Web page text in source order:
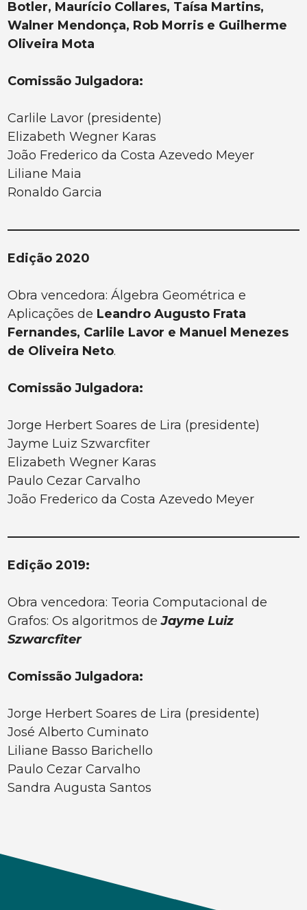
Botler, Maurício Collares, Taísa Martins,
Walner Mendonça, Rob Morris e Guilherme
Oliveira Mota
Comissão Julgadora:
Carlile Lavor (presidente)
Elizabeth Wegner Karas
João Frederico da Costa Azevedo Meyer
Liliane Maia
Ronaldo Garcia
Edição 2020
Obra vencedora: Álgebra Geométrica e
Aplicações de Leandro Augusto Frata
Fernandes, Carlile Lavor e Manuel Menezes
de Oliveira Neto.
Comissão Julgadora:
Jorge Herbert Soares de Lira (presidente)
Jayme Luiz Szwarcfiter
Elizabeth Wegner Karas
Paulo Cezar Carvalho
João Frederico da Costa Azevedo Meyer
Edição 2019:
Obra vencedora: Teoria Computacional de
Grafos: Os algoritmos deJayme Luiz
Szwarcfiter
Comissão Julgadora:
Jorge Herbert Soares de Lira (presidente)
José Alberto Cuminato
Liliane Basso Barichello
Paulo Cezar Carvalho
Sandra Augusta Santos